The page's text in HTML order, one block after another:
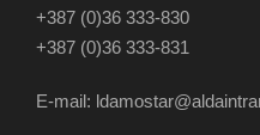
+387 (0)36 333-830
+387 (0)36 333-831
E-mail: